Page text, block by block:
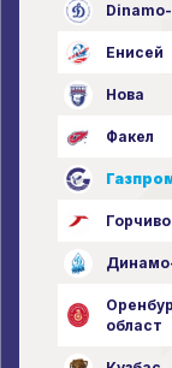
Енисей
Нова
Факел
Горчиво
област